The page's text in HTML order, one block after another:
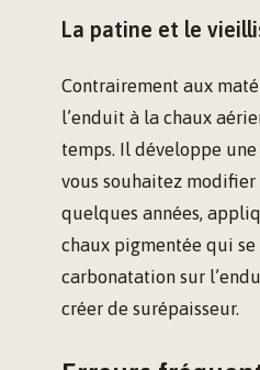
La patine et le
Contrairement aux
l’enduit à la chaux
temps. Il développe
vous souhaitez
quelques années,
chaux pigmentée qui
carbonatation sur
créer de surépaisseur.